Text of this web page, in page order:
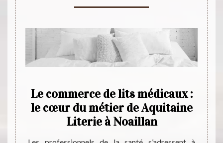
Le commerce de lits médicaux :
le cœur du métier de Aquitaine
Literie à Noaillan